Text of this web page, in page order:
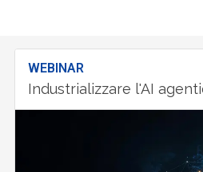
WEBINAR
Industrializzare l'AI